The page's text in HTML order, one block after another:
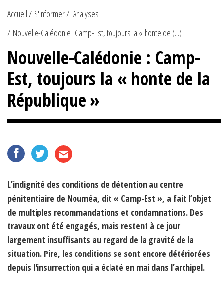
Accueil S'informer
Analyses
Nouvelle-Calédonie : Camp-Est, toujours la « honte de (...)
Nouvelle-Calédonie : Camp-
Est, toujours la « honte de la
République »
L’indignité des conditions de détention au centre
pénitentiaire de Nouméa, dit « Camp-Est », a fait l’objet
de multiples recommandations et condamnations. Des
travaux ont été engagés, mais restent à ce jour
largement insuffisants au regard de la gravité de la
situation. Pire, les conditions se sont encore détériorées
depuis l'insurrection qui a éclaté en mai dans l’archipel.